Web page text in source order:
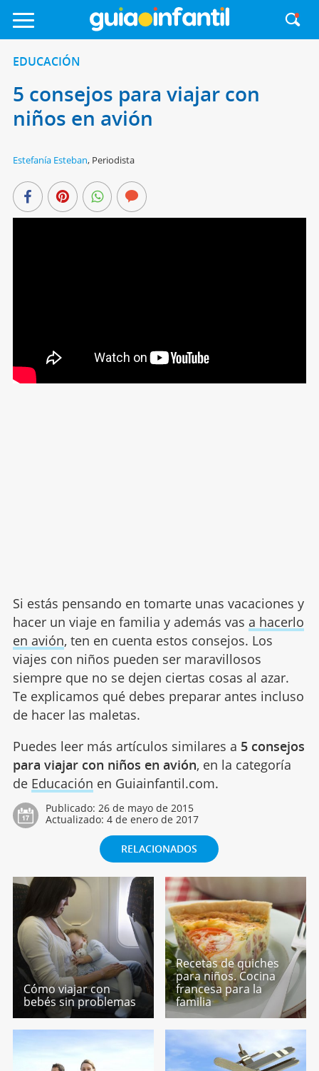
EDUCACIÓN
5 consejos para viajar con
niños en avión
Estefanía Esteban, Periodista
Si estás pensando en tomarte unas vacaciones y
hacer un viaje en familia y además vas a hacerlo
en avión, ten en cuenta estos consejos. Los
viajes con niños pueden ser maravillosos
siempre que no se dejen ciertas cosas al azar.
Te explicamos qué debes preparar antes incluso
de hacer las maletas.
Puedes leer más artículos similares a 5 consejos
para viajar con niños en avión, en la categoría
de Educación en Guiainfantil.com.
Publicado: 26 de mayo de 2015
Actualizado: 4 de enero de 2017
RELACIONADOS
Cómo viajar con
bebés sin problemas
Recetas de quiches
para niños. Cocina
francesa para la
familia